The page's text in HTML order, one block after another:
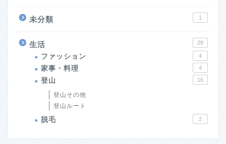
未分類 1
生活 28
ファッション 4
家事・料理 4
登山 16
登山その他
登山ルート
脱毛 2